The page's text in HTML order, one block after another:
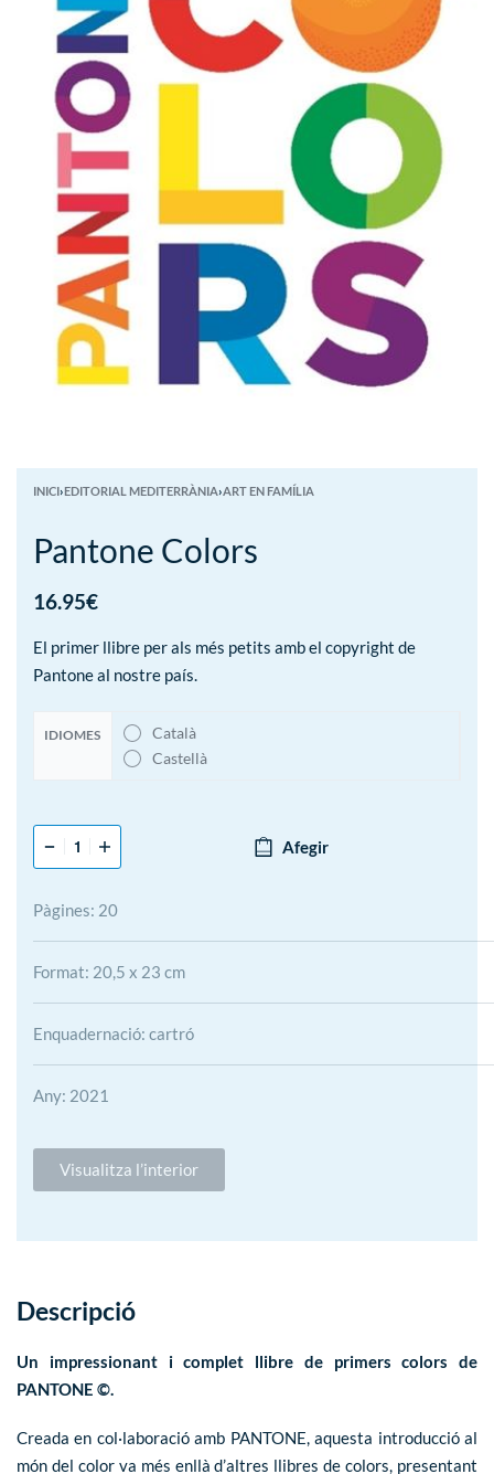
INICI›EDITORIAL MEDITERRÀNIA›ART EN FAMÍLIA
Pantone Colors
16.95€
El primer llibre per als més petits amb el copyright de
Pantone al nostre país.
IDIOMES
Català
Castellà
Afegir
Pàgines: 20
Format: 20,5 x 23 cm
Enquadernació: cartró
Any: 2021
Visualitza l’interior
Descripció
Un impressionant i complet llibre de primers colors de
PANTONE ©.
Creada en col·laboració amb PANTONE, aquesta introducció al
món del color va més enllà d’altres llibres de colors, presentant